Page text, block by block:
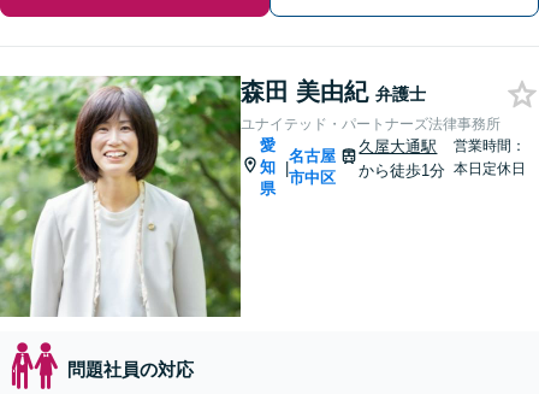
森田 美由紀 弁護士
ユナイテッド・パートナーズ法律事務所
愛
知
県
|
名古屋
市中区
久屋大通駅
から徒歩1分
営業時間：
本日定休日
問題社員の対応